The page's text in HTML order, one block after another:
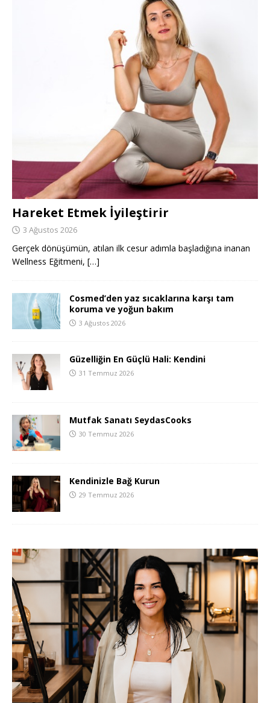
Hareket Etmek İyileştirir
3 Ağustos 2026
Gerçek dönüşümün, atılan ilk cesur adımla başladığına inanan
Wellness Eğitmeni, […]
Cosmed’den yaz sıcaklarına karşı tam
koruma ve yoğun bakım
3 Ağustos 2026
Güzelliğin En Güçlü Hali: Kendini
31 Temmuz 2026
Mutfak Sanatı SeydasCooks
30 Temmuz 2026
Kendinizle Bağ Kurun
29 Temmuz 2026